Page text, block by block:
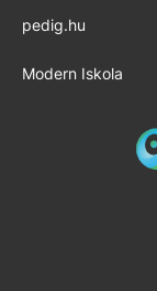
pedig.hu
Modern Iskola